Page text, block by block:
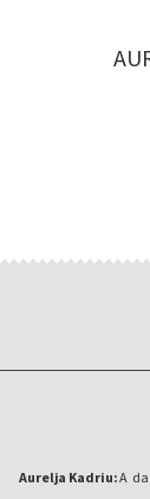
Aurelja Kadriu:A da